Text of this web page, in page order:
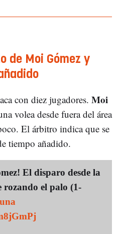
de Moi Gómez y
con diez jugadores. Moi
volea desde fuera del área
El árbitro indica que se
tiempo añadido.
El disparo desde la
el palo (1-